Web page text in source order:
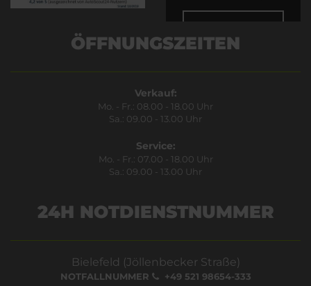
ÖFFNUNGSZEITEN
Verkauf:
Mo. - Fr.: 08.00 - 18.00 Uhr
Sa.: 09.00 - 13.00 Uhr
Service:
Mo. - Fr.: 07.00 - 18.00 Uhr
Sa.: 09.00 - 13.00 Uhr
24H NOTDIENSTNUMMER
Bielefeld (Jöllenbecker Straße)
NOTFALLNUMMER +49 521 98654-333